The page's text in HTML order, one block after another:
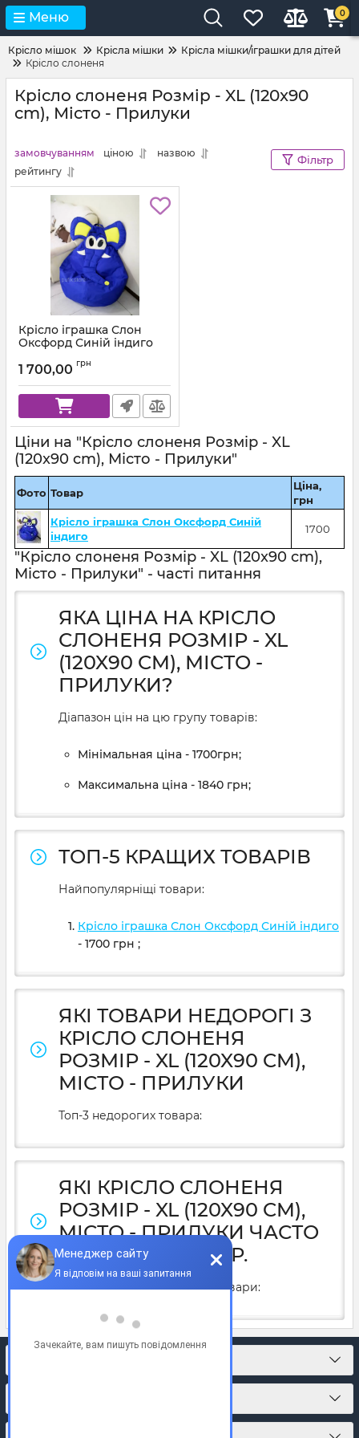
Меню 0
Крісло мішок Крісла мішки
Крісла мішки/іграшки для дітей
Крісло слоненя
Крісло слоненя Розмір - XL (120x90
cm), Місто - Прилуки
замовчуванням ціною
назвою
рейтингу
Фільтр
Крісло іграшка Слон
Оксфорд Синій індиго
1 700,00 грн
Ціни на "Крісло слоненя Розмір - XL
(120x90 cm), Місто - Прилуки"
Фото Товар
Ціна,
грн
Крісло іграшка Слон Оксфорд Синій
індиго
1700
"Крісло слоненя Розмір - XL (120x90 cm),
Місто - Прилуки" - часті питання
ЯКА ЦІНА НА КРІСЛО
СЛОНЕНЯ РОЗМІР - XL
(120X90 CM), МІСТО -
ПРИЛУКИ?
Діапазон цін на цю групу товарів:
Мінімальная ціна - 1700грн;
Максимальна ціна - 1840 грн;
ТОП-5 КРАЩИХ ТОВАРІВ
Найпопулярніщі товари:
Крісло іграшка Слон Оксфорд Синій індиго
- 1700 грн ;
ЯКІ ТОВАРИ НЕДОРОГІ З
КРІСЛО СЛОНЕНЯ
РОЗМІР - XL (120X90 CM),
МІСТО - ПРИЛУКИ
Топ-3 недорогих товара:
ЯКІ КРІСЛО СЛОНЕНЯ
РОЗМІР - XL (120X90 CM),
МІСТО - ПРИЛУКИ ЧАСТО
КУПУЮТЬ У 2025Р.
У 2025 році часто купують товари: